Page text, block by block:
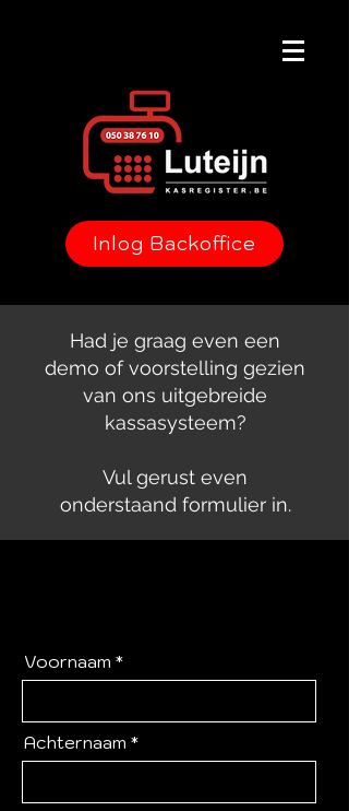
Inlog Backoffice
Had je graag even een
demo of voorstelling gezien
van ons uitgebreide
kassasysteem?
Vul gerust even
onderstaand formulier in.
Voornaam
Achternaam